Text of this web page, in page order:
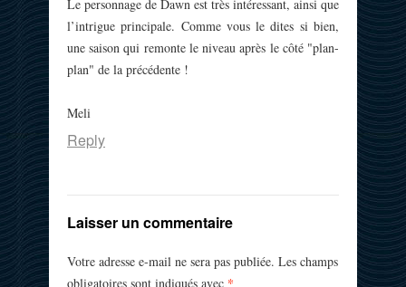
Le personnage de Dawn est très intéressant, ainsi que
l’intrigue principale. Comme vous le dites si bien,
une saison qui remonte le niveau après le côté "plan-
plan" de la précédente !
Meli
Reply
Laisser un commentaire
Votre adresse e-mail ne sera pas publiée. Les champs
obligatoires sont indiqués avec *